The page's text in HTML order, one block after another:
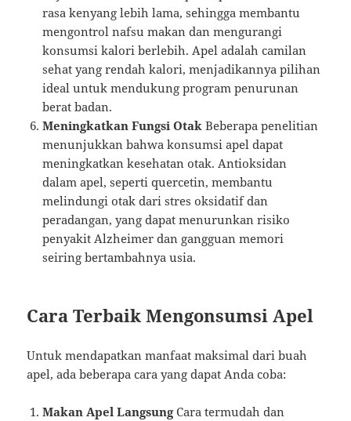
rasa kenyang lebih lama, sehingga membantu
mengontrol nafsu makan dan mengurangi
konsumsi kalori berlebih. Apel adalah camilan
sehat yang rendah kalori, menjadikannya pilihan
ideal untuk mendukung program penurunan
berat badan.
Meningkatkan Fungsi Otak Beberapa penelitian
menunjukkan bahwa konsumsi apel dapat
meningkatkan kesehatan otak. Antioksidan
dalam apel, seperti quercetin, membantu
melindungi otak dari stres oksidatif dan
peradangan, yang dapat menurunkan risiko
penyakit Alzheimer dan gangguan memori
seiring bertambahnya usia.
Cara Terbaik Mengonsumsi Apel
Untuk mendapatkan manfaat maksimal dari buah
apel, ada beberapa cara yang dapat Anda coba:
Makan Apel LangsungCara termudah dan